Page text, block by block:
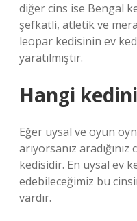
diğer cins ise Bengal
şefkatli, atletik ve
leopar kedisinin ev
yaratılmıştır.
Hangi
Eğer uysal ve oyun
arıyorsanız
kedisidir. En uysal ev
edebileceğimiz bu
vardır.